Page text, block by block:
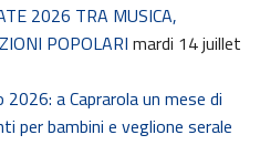
2026 TRA MUSICA,
POPOLARI mardi 14 juillet
a Caprarola un mese di
bambini e veglione serale